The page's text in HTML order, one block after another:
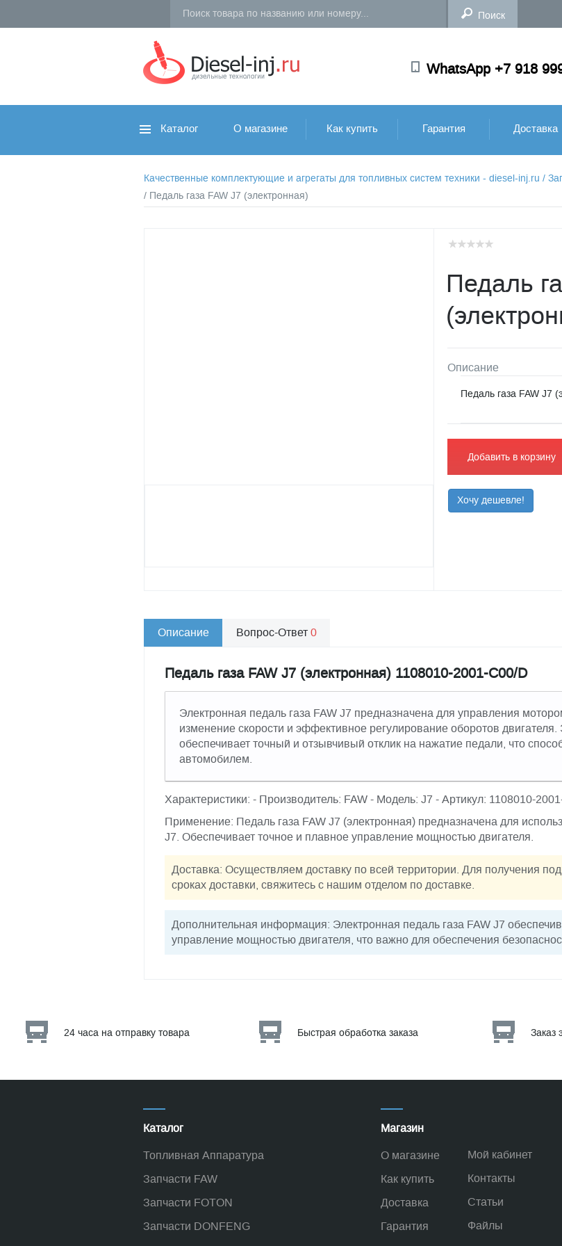
WhatsApp +7 918
Каталог О магазине Как купить Гарантия Доставка
Качественные комплектующие и агрегаты для топливных систем техники - diesel-inj.ru /
/ Педаль газа FAW J7 (электронная)
Педаль
Описание
Педаль газа FAW J7
Добавить в корзину
Хочу дешевле!
Описание Вопрос-Ответ0
Педаль газа FAW J7 (электронная) 1108010-2001-С00/D
Электронная педаль газа FAW J7 предназначена для управления
изменение скорости и эффективное регулирование оборотов
обеспечивает точный и отзывчивый отклик на нажатие педали, что
автомобилем.
Характеристики: - Производитель: FAW - Модель: J7 - Артикул: 1108010-
Применение: Педаль газа FAW J7 (электронная) предназначена для
J7. Обеспечивает точное и плавное управление мощностью двигателя.
Доставка: Осуществляем доставку по всей территории. Для получения
сроках доставки, свяжитесь с нашим отделом по доставке.
Дополнительная информация: Электронная педаль газа FAW J7
управление мощностью двигателя, что важно для обеспечения
24 часа на отправку товара Быстрая обработка заказа Заказ
Каталог
Топливная Аппаратура
Запчасти FAW
Запчасти FOTON
Запчасти DONFENG
Магазин
О магазине
Как купить
Доставка
Гарантия
Мой кабинет
Контакты
Статьи
Файлы